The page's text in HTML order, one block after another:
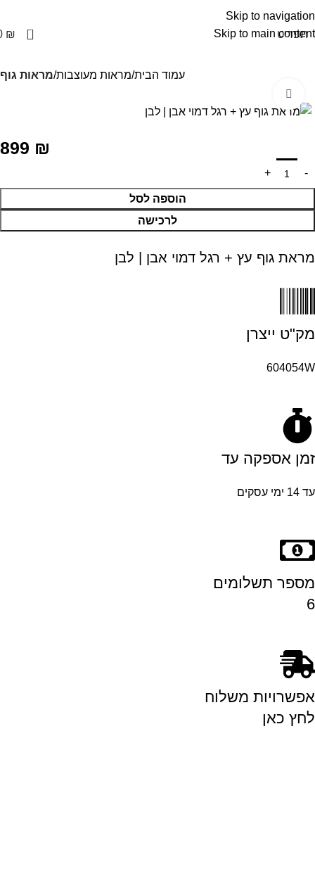
Skip to navigation
Skip to main content
תפריט 0
₪
עמוד הבית מראות מעוצבות מראות גוף
899 ₪
הוספה לסל
לרכישה
מראת גוף עץ + רגל דמוי אבן | לבן
מק"ט ייצרן
604054W
זמן אספקה עד
עד 14 ימי עסקים
מספר תשלומים
6
אפשרויות משלוח
לחץ כאן